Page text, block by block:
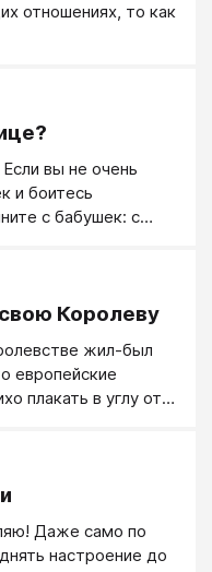
успеха и
когда мужчина
отношениях, то как
вы не очень
и боитесь
с бабушек: с
что люди начнут
будут и такие,
Но все в порядке.
Королеву
жил-был
европейские
плакать в углу от
Даже само по
настроение до